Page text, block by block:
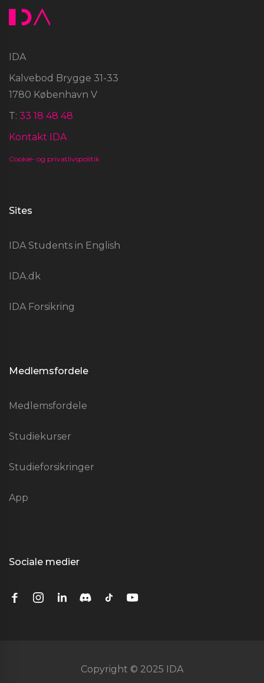
IDA
Kalvebod Brygge 31-33
1780 København V
T: 33 18 48 48
Kontakt IDA
Cookie- og privatlivspolitik
Sites
IDA Students in English
IDA.dk
IDA Forsikring
Medlemsfordele
Medlemsfordele
Studiekurser
Studieforsikringer
App
Sociale medier
Copyright © 2025 IDA